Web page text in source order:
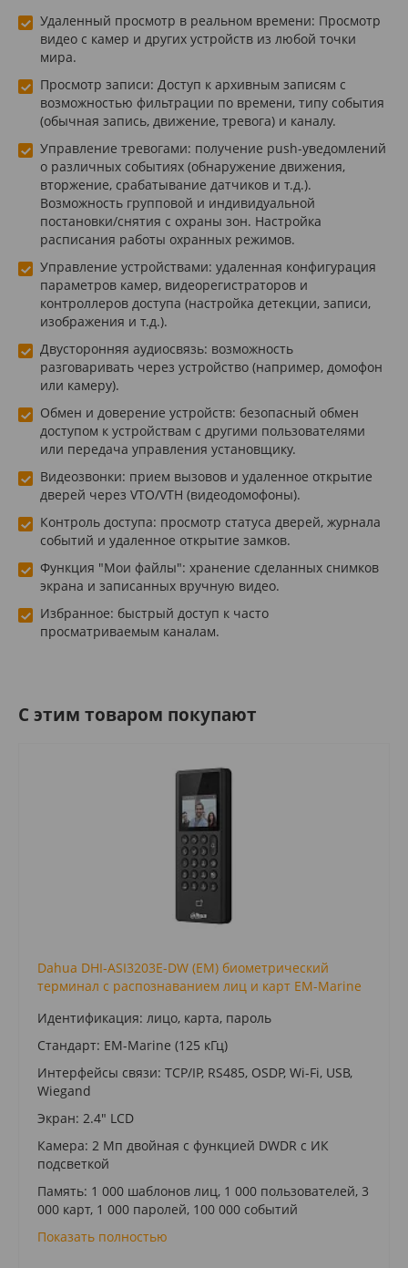
Удаленный просмотр в реальном времени: Просмотр
видео с камер и других устройств из любой точки
мира.
Просмотр записи: Доступ к архивным записям с
возможностью фильтрации по времени, типу события
(обычная запись, движение, тревога) и каналу.
Управление тревогами: получение push-уведомлений
о различных событиях (обнаружение движения,
вторжение, срабатывание датчиков и т.д.).
Возможность групповой и индивидуальной
постановки/снятия с охраны зон. Настройка
расписания работы охранных режимов.
Управление устройствами: удаленная конфигурация
параметров камер, видеорегистраторов и
контроллеров доступа (настройка детекции, записи,
изображения и т.д.).
Двусторонняя аудиосвязь: возможность
разговаривать через устройство (например, домофон
или камеру).
Обмен и доверение устройств: безопасный обмен
доступом к устройствам с другими пользователями
или передача управления установщику.
Видеозвонки: прием вызовов и удаленное открытие
дверей через VTO/VTH (видеодомофоны).
Контроль доступа: просмотр статуса дверей, журнала
событий и удаленное открытие замков.
Функция "Мои файлы": хранение сделанных снимков
экрана и записанных вручную видео.
Избранное: быстрый доступ к часто
просматриваемым каналам.
C этим товаром покупают
Dahua DHI-ASI3203E-DW (EM) биометрический
терминал с распознаванием лиц и карт EM-Marine
Идентификация: лицо, карта, пароль
Стандарт: EM-Marine (125 кГц)
Интерфейсы связи: TCP/IP, RS485, OSDP, Wi-Fi, USB,
Wiegand
Экран: 2.4" LCD
Камера: 2 Мп двойная с функцией DWDR с ИК
подсветкой
Память: 1 000 шаблонов лиц, 1 000 пользователей, 3
000 карт, 1 000 паролей, 100 000 событий
Показать полностью